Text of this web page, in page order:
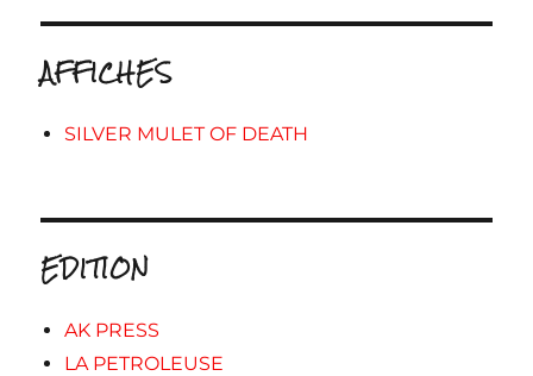
AFFICHES
SILVER MULET OF DEATH
EDITION
AK PRESS
LA PETROLEUSE